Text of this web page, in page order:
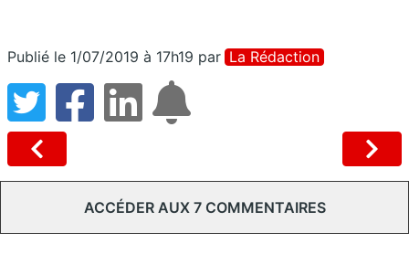
Publié le 1/07/2019 à 17h19 par La Rédaction
ACCÉDER AUX 7 COMMENTAIRES